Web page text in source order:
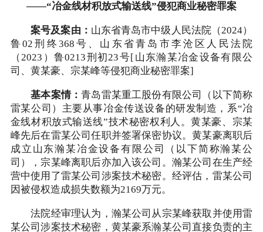
——“冶金线材积放式输送线”侵犯商业秘密罪案
案号及案由： 山东省青岛市中级人民法院（2024）
鲁02刑终368号、山东省青岛市李沧区人民法院
（2023）鲁0213刑初23号[山东瀚某冶金设备有限公
司、黄某豪、宗某峰等侵犯商业秘密罪案]
基本案情：青岛雷某重工股份有限公司（以下简称
雷某公司）主要从事冶金传送设备的研发制造，系“冶
金线材积放式输送线”技术秘密权利人。黄某豪、宗某
峰先后在雷某公司任职并签署保密协议。黄某豪离职后
成立山东瀚某冶金设备有限公司（以下简称瀚某公
司），宗某峰离职后亦加入该公司。瀚某公司在生产经
营中使用了雷某公司涉案技术秘密。经评估，雷某公司
因被侵权造成损失数额为2169万元。
法院经审理认为，瀚某公司从宗某峰获取并使用雷
某公司涉案技术秘密，黄某豪系瀚某公司直接负责的主